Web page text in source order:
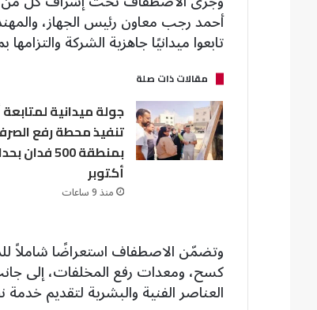
أحمد رجب معاون رئيس الجهاز،
تابعوا ميدانيًا جاهزية الشركة
مقالات ذات صلة
جولة ميدانية
تنفيذ محطة رفع
بمنطقة 500 فدان
أكتوبر
منذ 9 ساعات
وتضمّن الاصطفاف استعراضًا شاملاً
كسح، ومعدات رفع المخلفات، إلى
العناصر الفنية والبشرية لتقديم